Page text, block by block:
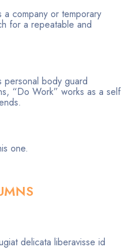
company or temporary
for a repeatable and
body guard
“Do Work” works as a self
one.
delicata liberavisse id